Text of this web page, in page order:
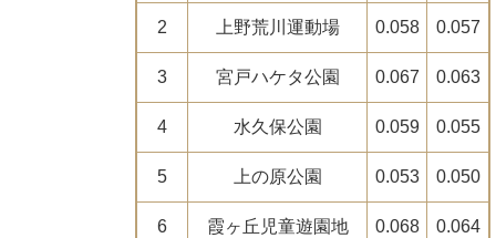
2 上野荒川運動場 0.058 0.057
3 宮戸ハケタ公園 0.067 0.063
4 水久保公園 0.059 0.055
5 上の原公園 0.053 0.050
6 霞ヶ丘児童遊園地 0.068 0.064